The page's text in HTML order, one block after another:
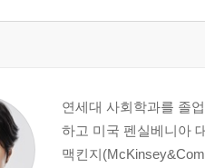
연세대 사회학과를 졸
하고 미국 펜실베니아
맥킨지